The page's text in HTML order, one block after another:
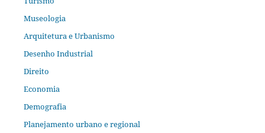
Museologia
Arquitetura e Urbanismo
Desenho Industrial
Direito
Economia
Demografia
Planejamento urbano e regional